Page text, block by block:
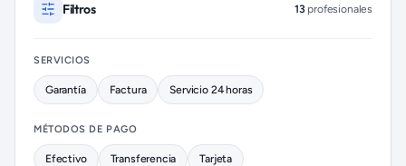
Filtros 13 profesionales
SERVICIOS
Garantía Factura Servicio 24 horas
MÉTODOS DE PAGO
Efectivo Transferencia Tarjeta